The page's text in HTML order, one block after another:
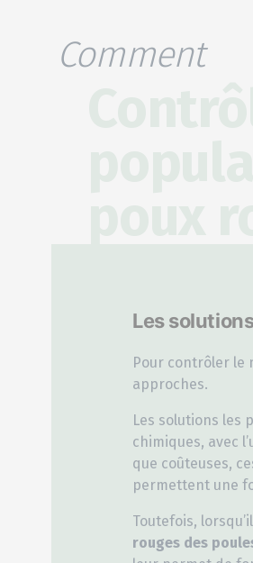
Comment
Les
Pour contrôler le
approches.
Les solutions les
chimiques, avec
que coûteuses,
permettent une
Toutefois,
rouges des